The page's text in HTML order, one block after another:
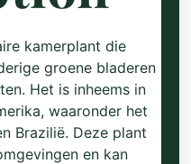
kamerplant die
groene bladeren
Het is inheems in
waaronder het
Brazilië. Deze plant
en kan